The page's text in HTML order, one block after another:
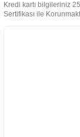
Kredi kartı bilgileriniz
Sertifikası ile